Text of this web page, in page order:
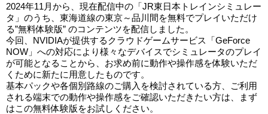
2024年11月から、現在配信中の「JR東日本トレインシミュレー
タ」のうち、東海道線の東京～品川間を無料でプレイいただけ
る”無料体験版” のコンテンツを配信しました。
今回、NVIDIAが提供するクラウドゲームサービス「GeForce
NOW」への対応により様々なデバイスでシミュレータのプレイ
が可能となることから、お求め前に動作や操作感を体験いただ
くために新たに用意したものです。
基本パックや各個別路線のご購入を検討されている方、ご利用
される端末での動作や操作感をご確認いただきたい方は、まず
はこの無料体験版をお試しください。